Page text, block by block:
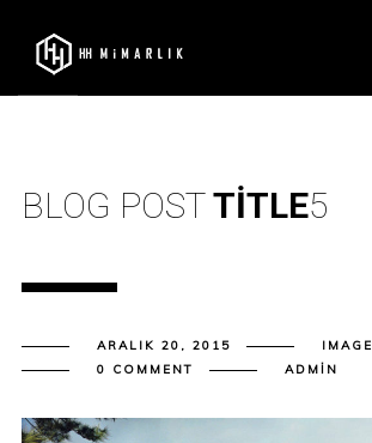
BLOG POSTTITLE5
ARALIK 20, 2015
IMAGE
0 COMMENT
ADMIN